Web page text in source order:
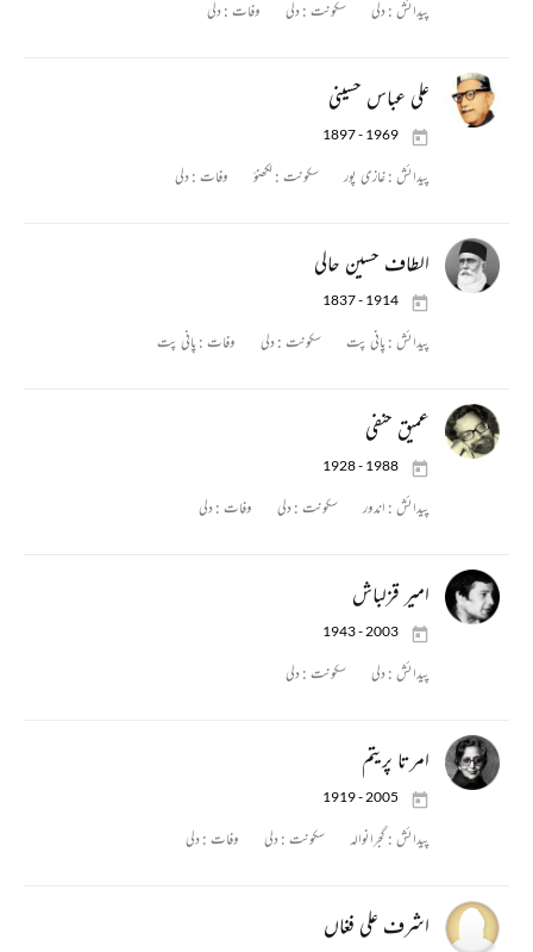
پیدائش :دلی سکونت :دلی وفات :دلی
علی عباس حسینی
1897 - 1969
پیدائش :غازی پور سکونت : لکھنؤ وفات :دلی
الطاف حسین حالی
1837 - 1914
پیدائش : پانی پت سکونت :دلی وفات : پانی پت
عمیق حنفی
1928 - 1988
پیدائش : اندور سکونت :دلی وفات :دلی
امیر قزلباش
1943 - 2003
پیدائش :دلی سکونت :دلی
امرتا پریتم
1919 - 2005
پیدائش : گجرانوالہ سکونت :دلی وفات :دلی
اشرف علی فغاں